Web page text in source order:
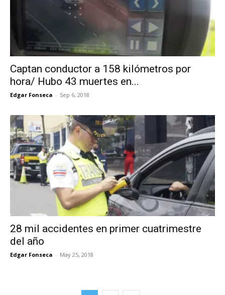
Captan conductor a 158 kilómetros por
hora/ Hubo 43 muertes en...
Edgar Fonseca - Sep 6, 2018
28 mil accidentes en primer cuatrimestre
del año
Edgar Fonseca - May 25, 2018